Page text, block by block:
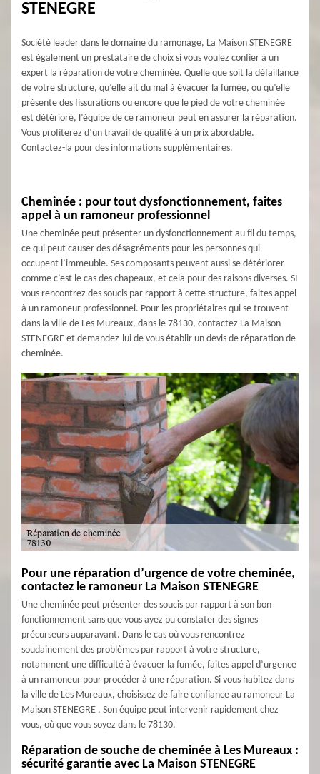
STENEGRE
Société leader dans le domaine du ramonage, La Maison STENEGRE
est également un prestataire de choix si vous voulez confier à un
expert la réparation de votre cheminée. Quelle que soit la défaillance
de votre structure, qu’elle ait du mal à évacuer la fumée, ou qu’elle
présente des fissurations ou encore que le pied de votre cheminée
est détérioré, l’équipe de ce ramoneur peut en assurer la réparation.
Vous profiterez d’un travail de qualité à un prix abordable.
Contactez-la pour des informations supplémentaires.
Cheminée : pour tout dysfonctionnement, faites
appel à un ramoneur professionnel
Une cheminée peut présenter un dysfonctionnement au fil du temps,
ce qui peut causer des désagréments pour les personnes qui
occupent l’immeuble. Ses composants peuvent aussi se détériorer
comme c’est le cas des chapeaux, et cela pour des raisons diverses. SI
vous rencontrez des soucis par rapport à cette structure, faites appel
à un ramoneur professionnel. Pour les propriétaires qui se trouvent
dans la ville de Les Mureaux, dans le 78130, contactez La Maison
STENEGRE et demandez-lui de vous établir un devis de réparation de
cheminée.
Pour une réparation d’urgence de votre cheminée,
contactez le ramoneur La Maison STENEGRE
Une cheminée peut présenter des soucis par rapport à son bon
fonctionnement sans que vous ayez pu constater des signes
précurseurs auparavant. Dans le cas où vous rencontrez
soudainement des problèmes par rapport à votre structure,
notamment une difficulté à évacuer la fumée, faites appel d’urgence
à un ramoneur pour procéder à une réparation. Si vous habitez dans
la ville de Les Mureaux, choisissez de faire confiance au ramoneur La
Maison STENEGRE . Son équipe peut intervenir rapidement chez
vous, où que vous soyez dans le 78130.
Réparation de souche de cheminée à Les Mureaux :
sécurité garantie avec La Maison STENEGRE